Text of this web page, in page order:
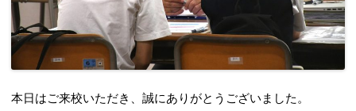
本日はご来校いただき、誠にありがとうございました。